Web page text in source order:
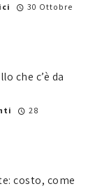
30 Ottobre
che c’è da
28
costo, come